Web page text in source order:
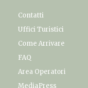
Contatti
Uffici Turistici
Come Arrivare
FAQ
Area Operatori
MediaPress